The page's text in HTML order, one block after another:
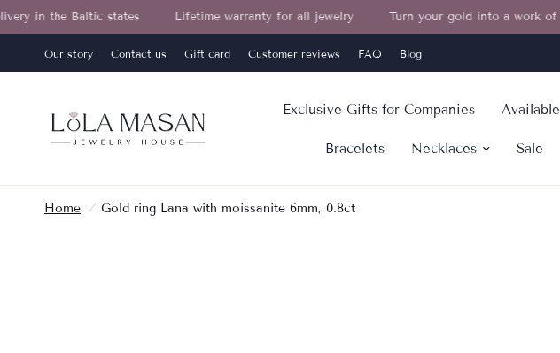
Baltic states Lifetime warranty for all jewelry Turn your gold into a work of art
Our story Contact us Gift card Customer reviews FAQ Blog
Exclusive Gifts for Companies Available
Bracelets Necklaces Sale
Home / Gold ring Lana with moissanite 6mm, 0.8ct